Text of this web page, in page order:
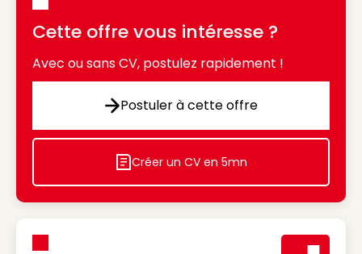
Cette offre vous intéresse ?
Avec ou sans CV, postulez rapidement !
Postuler à cette offre
Postuler à cette offre
Icon decorative
Créer un CV en 5mn